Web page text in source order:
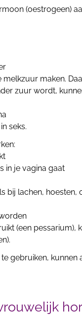
(oestrogeen)
melkzuur maken.
zuur wordt,
seks.
in je vagina gaat
bij lachen, hoesten,
(een pessarium),
gebruiken, kunnen